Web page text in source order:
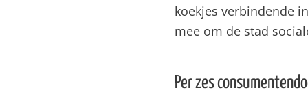
koekjes verbindende
mee om de stad
Per zes